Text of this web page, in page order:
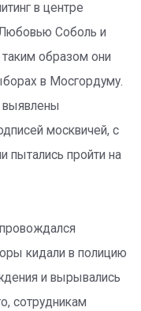
в центре
Соболь и
образом они
в Мосгордуму.
выявлены
москвичей, с
пытались пройти на
кидали в полицию
и вырывались
сотрудникам